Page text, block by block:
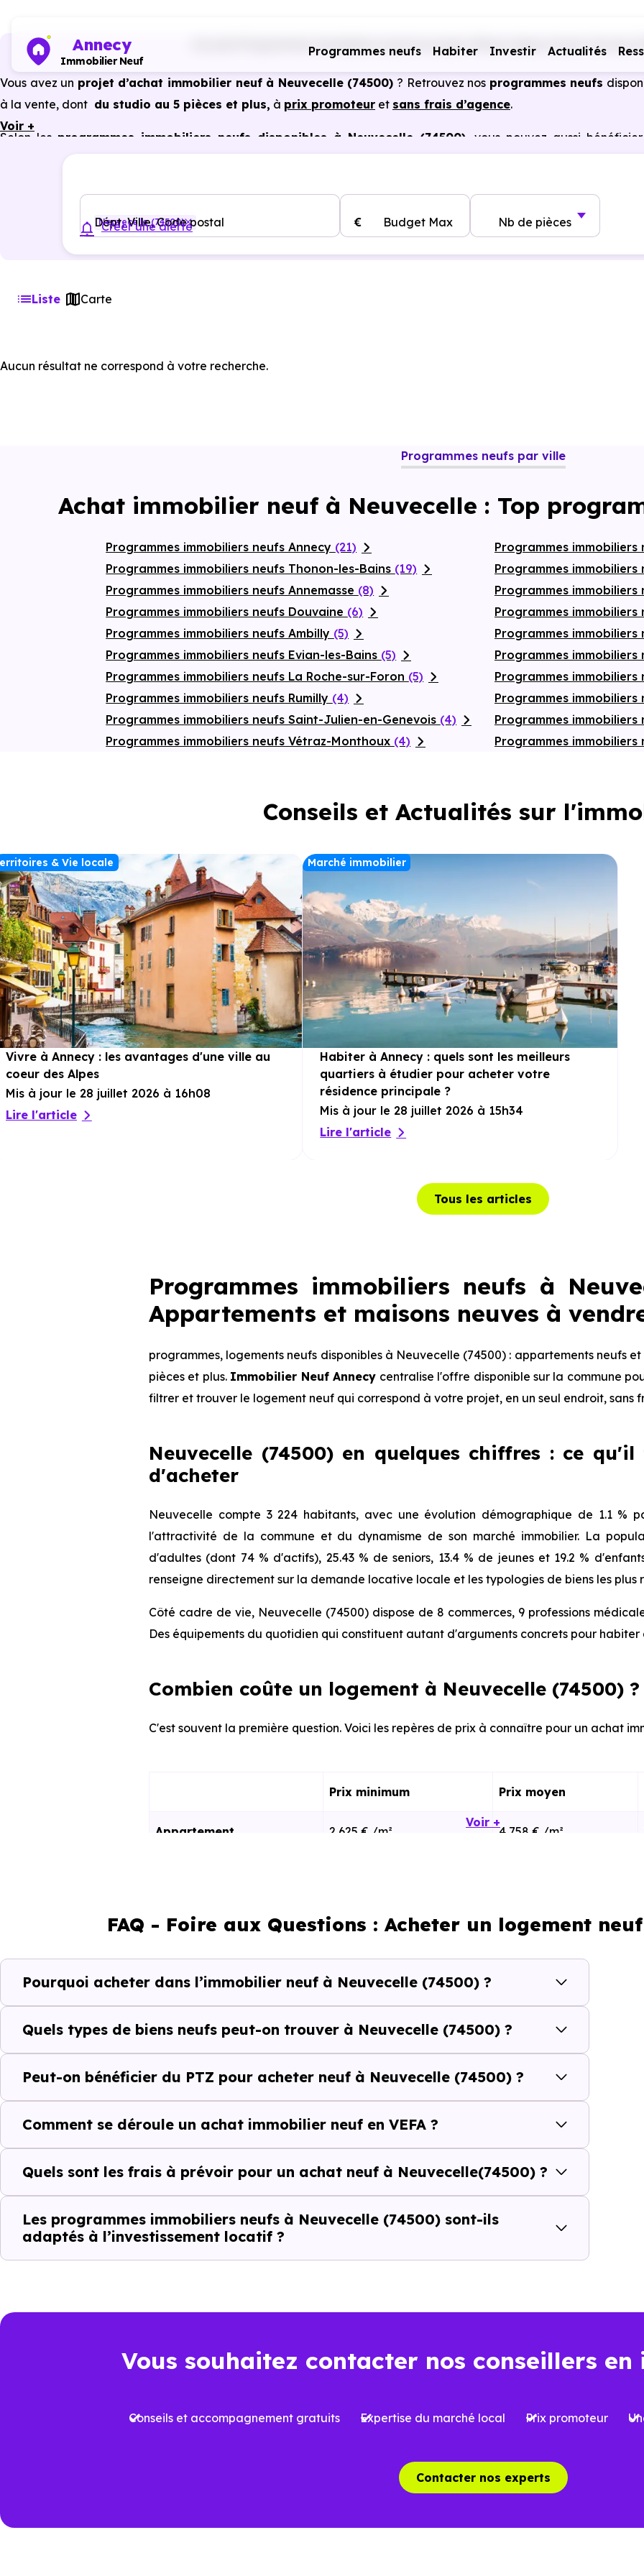
Annecy
Immobilier Neuf
Programmes neufs Habiter Investir Actualités
Programmes immobiliers neufs Auvergne-Rhône-Alpes Haute-Savoie
Vous avez un projet d’achat immobilier neuf à Neuvecelle (74500) ? Retrouvez nos programmes neufs
à la vente, dont du studio au 5 pièces et plus, à prix promoteur et sans frais d’agence.
Selon les programmes immobiliers neufs disponibles à Neuvecelle (74500) , vous pouvez aussi
Voir +
Dépt, Ville, Code postal
Neuvecelle (74500) Budget Max
€ Nb de pièces
Créer une alerte
Liste Carte
Aucun résultat ne correspond à votre recherche.
Programmes neufs par ville
Achat immobilier neuf à Neuvecelle : Top
Programmes immobiliers neufs Annecy (21)
Programmes immobiliers neufs Thonon-les-Bains (19)
Programmes immobiliers neufs Annemasse (8)
Programmes immobiliers neufs Douvaine (6)
Programmes immobiliers neufs Ambilly (5)
Programmes immobiliers neufs Evian-les-Bains (5)
Programmes immobiliers neufs La Roche-sur-Foron (5)
Programmes immobiliers neufs Rumilly (4)
Programmes immobiliers neufs Saint-Julien-en-Genevois (4)
Programmes immobiliers neufs Vétraz-Monthoux (4)
Programmes immobiliers
Programmes immobiliers
Programmes immobiliers
Programmes immobiliers
Programmes immobiliers
Programmes immobiliers
Programmes immobiliers
Programmes
Programmes immobiliers
Programmes immobiliers
Conseils et Actualités sur
& Vie locale
Vivre à Annecy : les avantages d'une ville au
coeur des Alpes
Mis à jour le 28 juillet 2026 à 16h08
Lire l'article
Marché immobilier
Habiter à Annecy : quels sont les meilleurs
quartiers à étudier pour acheter votre
résidence principale ?
Mis à jour le 28 juillet 2026 à 15h34
Lire l'article
Tous les articles
Programmes immobiliers neufs à
Appartements et maisons neuves à
programmes, logements neufs disponibles à Neuvecelle (74500) : appartements neufs
pièces et plus. Immobilier Neuf Annecy centralise l'offre disponible sur la commune
filtrer et trouver le logement neuf qui correspond à votre projet, en un seul endroit, sans
Neuvecelle (74500) en quelques chiffres : ce
d'acheter
Neuvecelle compte 3 224 habitants, avec une évolution démographique de 1.1 %
l'attractivité de la commune et du dynamisme de son marché immobilier. La
d'adultes (dont 74 % d'actifs), 25.43 % de seniors, 13.4 % de jeunes et 19.2 %
renseigne directement sur la demande locative locale et les typologies de biens les plus
Côté cadre de vie, Neuvecelle (74500) dispose de 8 commerces, 9 professions
Des équipements du quotidien qui constituent autant d'arguments concrets pour habiter
Combien coûte un logement à Neuvecelle (74500) ?
C'est souvent la première question. Voici les repères de prix à connaître pour un achat
Prix minimum Prix moyen
Appartement 2 625 € /m² 4 758 € /m²
Ces prix varient selon la localisation dans la commune, la surface, les
Le parc résidentiel de Neuvecelle (74500) se compose de 36 % d'appartements et 64
résidences secondaires.
Avec 75.6 % de propriétaires et [[PourcentageLocataires] % de locataires,
complémentaires : un marché de l'accession et un potentiel locatif à prendre
d'investissement ou d'achat de résidence principale..
Acheter dans le neuf ou dans l’ancien à Neuvecelle
comparer au-delà du prix au m²
À première vue, leprix au m² d’un logement neuf à Neuvecelle (74500)
ancien. Pourtant, ce chiffre seul ne suffit pas à évaluer le vrai coût d’un achat
il faut regarder l’ensemble de l’opération : frais d’acquisition, financement, travaux,
réduite
énergétique
prévoir
des charges mieux
Voir +
FAQ - Foire aux Questions : Acheter un logement
Pourquoi acheter dans l’immobilier neuf à Neuvecelle (74500) ?
Quels types de biens neufs peut-on trouver à Neuvecelle (74500) ?
Peut-on bénéficier du PTZ pour acheter neuf à Neuvecelle (74500) ?
Comment se déroule un achat immobilier neuf en VEFA ?
Quels sont les frais à prévoir pour un achat neuf à Neuvecelle(74500) ?
Les programmes immobiliers neufs à Neuvecelle (74500) sont-ils
adaptés à l’investissement locatif ?
Vous souhaitez contacter nos conseillers
Conseils et accompagnement gratuits Expertise du marché local Prix promoteur
Contacter nos experts